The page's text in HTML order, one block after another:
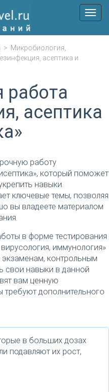
Меню
> Микробиология,
асептика и
работа
асептика
работу
который поможет
навыки.
ключевые темы, позволяя
вы владеете материалом
в форме тестирования
иммунология»
контрольным
свои навыки в данной
вам ценную
дополнительного
в больших дозах
подавляют их рост,